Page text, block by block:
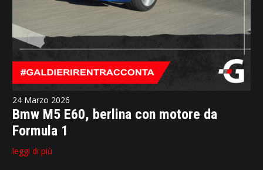
24 Marzo 2026
Bmw M5 E60, berlina con motore da
Formula 1
leggi di più